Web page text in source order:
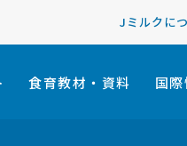
Jミルクに
食育教材・資料 国際